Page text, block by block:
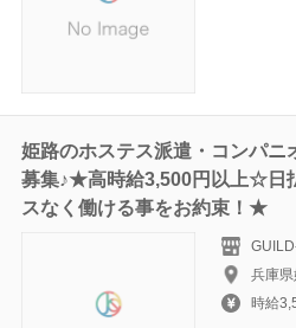
姫路のホステス派遣・コンパニ
募集♪★高時給3,500円以上☆日
スなく働ける事をお約束！★
兵庫
時給